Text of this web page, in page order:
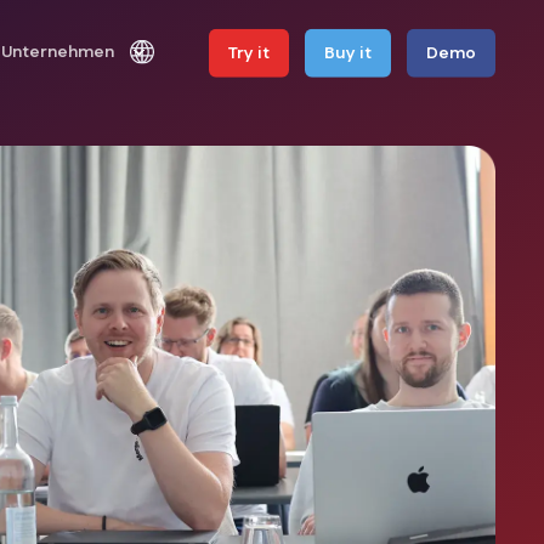
Unternehmen Try it Buy it Demo